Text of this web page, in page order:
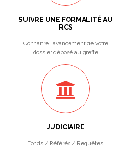
SUIVRE UNE FORMALITÉ AU
RCS
Connaitre l'avancement de votre
dossier déposé au greffe
JUDICIAIRE
Fonds / Référés / Requêtes.